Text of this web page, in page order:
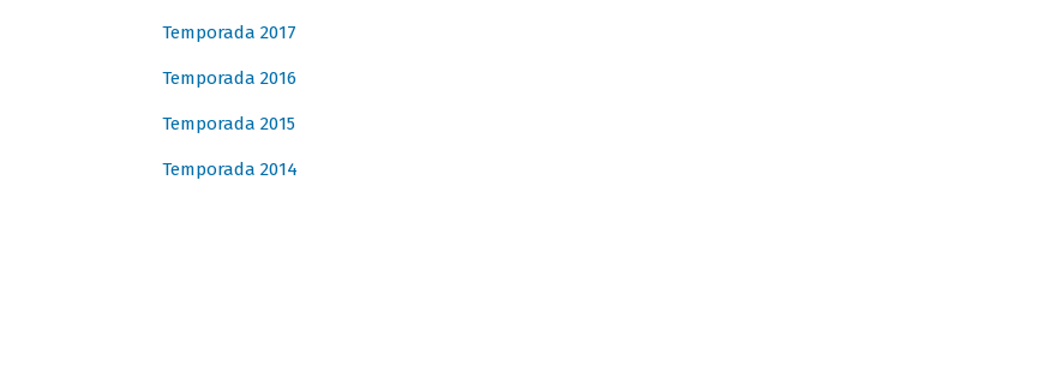
Temporada 2017
Temporada 2016
Temporada 2015
Temporada 2014